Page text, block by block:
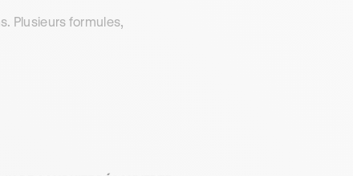
Plusieurs formules,